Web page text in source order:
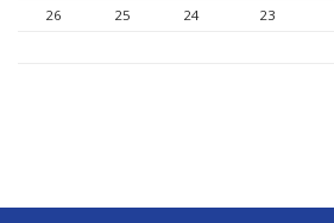
23
24
25
26